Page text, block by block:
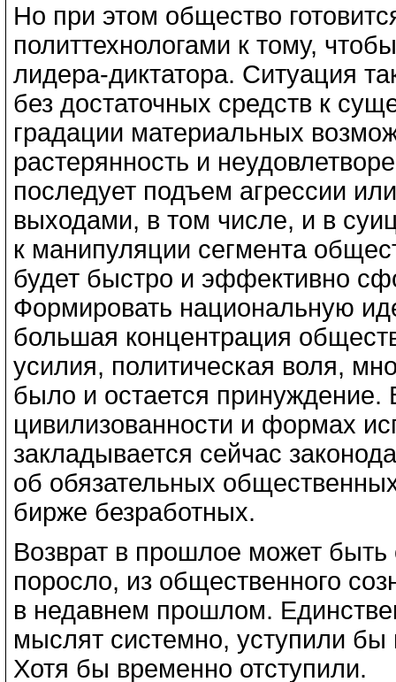
Но при этом общество
политтехнологами к тому,
лидера-диктатора. Ситуация
без достаточных средств к
градации материальных
растерянность и
последует подъем агрессии
выходами, в том числе, и в
к манипуляции сегмента
будет быстро и эффективно
Формировать национальную
большая концентрация
усилия, политическая воля,
было и остается принуждение.
цивилизованности и формах
закладывается сейчас
об обязательных
бирже безработных.
Возврат в прошлое может
поросло, из общественного
в недавнем прошлом.
мыслят системно, уступили бы
Хотя бы временно отступили.